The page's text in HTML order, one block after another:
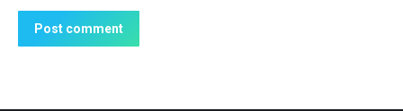
Post comment